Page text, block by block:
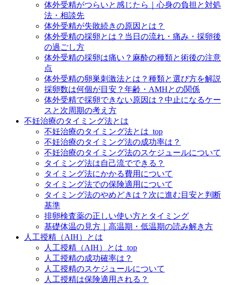
体外受精がつらいと感じたら｜心身の負担と対処
法・相談先
体外受精が失敗続きの原因とは？
体外受精の採卵とは？当日の流れ・痛み・採卵後
の過ごし方
体外受精の採卵は痛い？麻酔の種類と術後の注意
点
体外受精の卵巣刺激法とは？種類と選び方を解説
採卵数は何個が目安？年齢・AMHとの関係
体外受精で採卵できない原因は？中止になるケー
スと次周期の考え方
不妊治療のタイミング法とは
不妊治療のタイミング法とは_top
不妊治療のタイミング法の成功率は？
不妊治療のタイミング法のスケジュールについて
タイミング法は自己流でできる？
タイミング法にかかる費用について
タイミング法での保険適用について
タイミング法のやめどきは？次に進む目安と判断
基準
排卵検査薬の正しい使い方とタイミング
基礎体温の見方｜高温期・低温期の読み解き方
人工授精（AIH）とは
人工授精（AIH）とは_top
人工授精の成功確率は？
人工授精のスケジュールについて
人工授精は保険適用される？